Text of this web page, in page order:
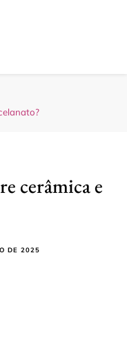
cerâmica e
DE 2025